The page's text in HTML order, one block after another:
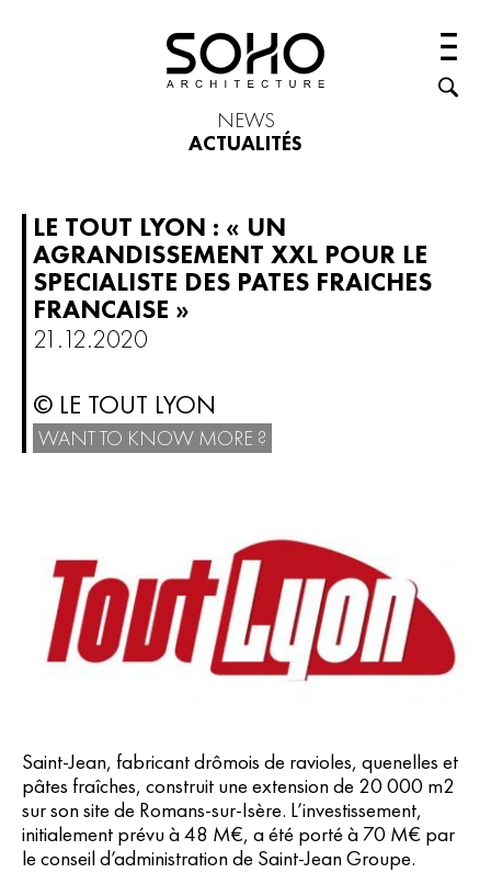
NEWS
ACTUALITÉS
LE TOUT LYON : « UN
AGRANDISSEMENT XXL POUR LE
SPECIALISTE DES PATES FRAICHES
FRANCAISE »
21.12.2020
© LE TOUT LYON
WANT TO KNOW MORE ?
Saint-Jean, fabricant drômois de ravioles, quenelles et
pâtes fraîches, construit une extension de 20 000 m2
sur son site de Romans-sur-Isère. L’investissement,
initialement prévu à 48 M€, a été porté à 70 M€ par
le conseil d’administration de Saint-Jean Groupe.